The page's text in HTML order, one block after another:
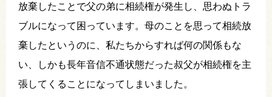
放棄したことで父の弟に相続権が発生し、思わぬトラ
ブルになって困っています。母のことを思って相続放
棄したというのに、私たちからすれば何の関係もな
い、しかも長年音信不通状態だった叔父が相続権を主
張してくることになってしまいました。